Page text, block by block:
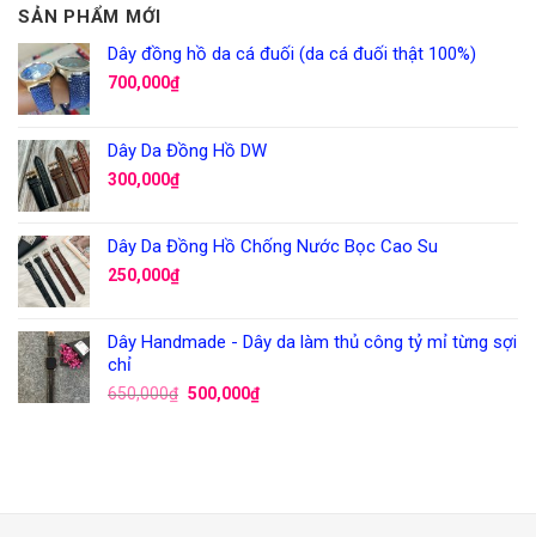
SẢN PHẨM MỚI
Dây đồng hồ da cá đuối (da cá đuối thật 100%)
700,000₫
Dây Da Đồng Hồ DW
300,000₫
Dây Da Đồng Hồ Chống Nước Bọc Cao Su
250,000₫
Dây Handmade - Dây da làm thủ công tỷ mỉ từng sợi
chỉ
650,000₫ 500,000₫